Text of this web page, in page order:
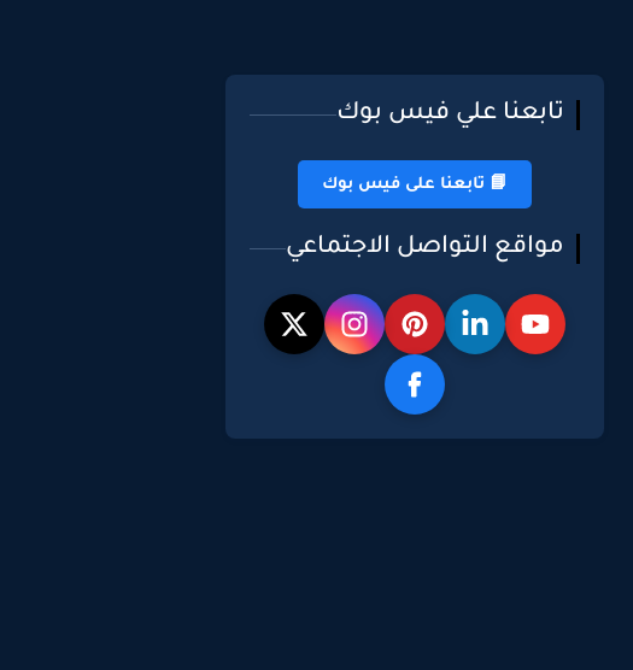
تابعنا علي فيس بوك
📘 تابعنا على فيس بوك
مواقع التواصل الاجتماعي